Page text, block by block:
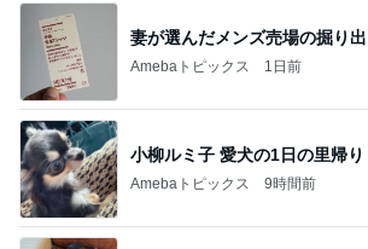
妻が選んだメンズ売場の掘り
Amebaトピックス 1日前
小柳ルミ子 愛犬の1日の里帰り
Amebaトピックス 9時間前